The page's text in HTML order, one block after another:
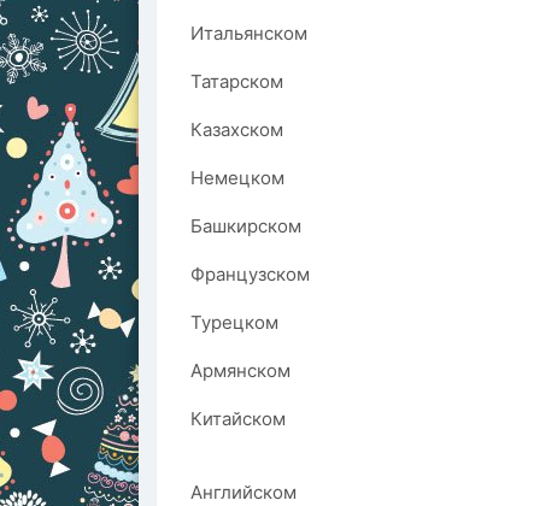
Итальянском
Татарском
Казахском
Немецком
Башкирском
Французском
Турецком
Армянском
Китайском
Английском